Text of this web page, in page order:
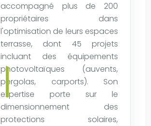
accompagné plus de 200
propriétaires dans
l'optimisation de leurs espaces
terrasse, dont 45 projets
incluant des équipements
photovoltaïques (auvents,
pergolas, carports). Son
expertise porte sur le
dimensionnement des
protections solaires,